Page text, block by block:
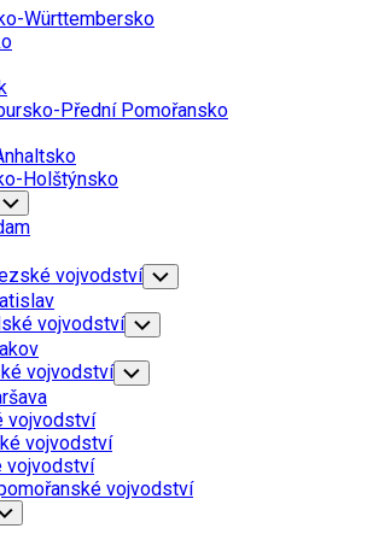
Württembersko
Přední Pomořansko
Holštýnsko
Toggle
Child
Menu
vojvodství Toggle
Child
Menu
vojvodství Toggle
Child
Menu
vojvodství Toggle
Child
vojvodství
vojvodství
vojvodství
vojvodství